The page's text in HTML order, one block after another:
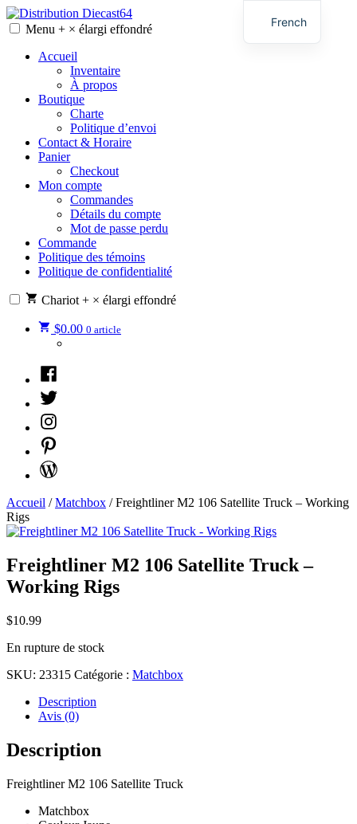
Skip
to
Distribution Diecast64
Une passion, un mode de vie.
Menu + × élargi effondré
Accueil
Inventaire
À propos
Boutique
Charte
Politique d’envoi
Contact & Horaire
Panier
Checkout
Mon compte
Commandes
Détails du compte
Mot de passe perdu
Commande
Politique des témoins
Politique de confidentialité
Chariot + × élargi effondré
$0.00 0 article
Facebook
Twitter
Instagram
Pinterest
WordPress
Accueil /Matchbox / Freightliner M2 106 Satellite Truck – Working
Rigs
Freightliner M2 106 Satellite Truck –
Working Rigs
$10.99
En rupture de stock
SKU: 23315 Catégorie : Matchbox
Description
Avis (0)
Description
Freightliner M2 106 Satellite Truck
Matchbox
French